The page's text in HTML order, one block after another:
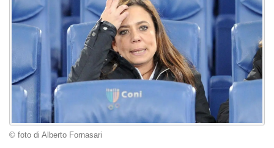
© foto di Alberto Fornasari